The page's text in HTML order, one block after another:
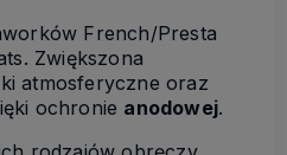
French/Presta
Zwiększona
atmosferyczne oraz
ochronie anodowej.